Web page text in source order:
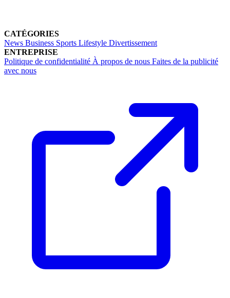
CATÉGORIES
News Business Sports Lifestyle Divertissement
ENTREPRISE
Politique de confidentialité À propos de nous Faites de la publicité
avec nous